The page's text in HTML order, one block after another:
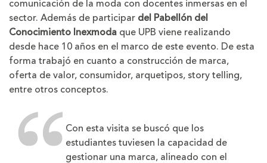
comunicación de la moda con docentes inmersas en el
sector. Además de participar del Pabellón del
Conocimiento Inexmoda que UPB viene realizando
desde hace 10 años en el marco de este evento. De esta
forma trabajó en cuanto a construcción de marca,
oferta de valor, consumidor, arquetipos, story telling,
entre otros conceptos.
Con esta visita se buscó que los
estudiantes tuviesen la capacidad de
gestionar una marca, alineado con el